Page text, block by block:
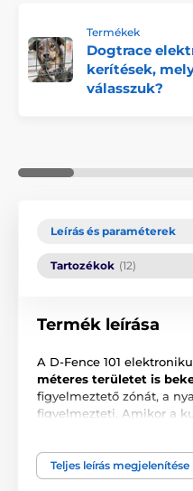
Termékek
Dogtrace
kerítések,
válasszuk?
Leírás és paraméterek
Tartozékok (12)
Termék leírása
A D-Fence 101
méteres területet is
figyelmeztető zónát, a
figyelmezteti. Amikor a
10 cm mélyre lehet elásni
cm magasságban lehet
Teljes leírás megjelenítése